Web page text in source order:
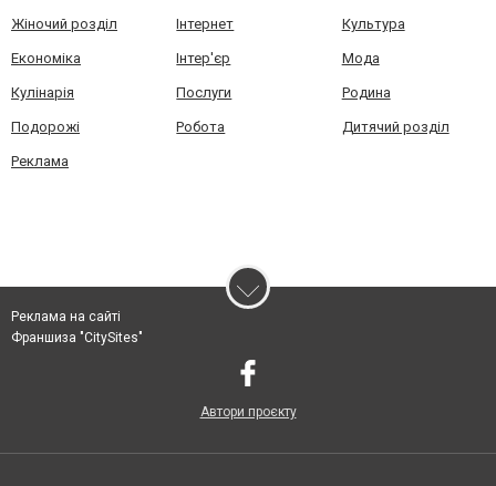
Жіночий розділ Інтернет Культура
Економіка Інтер'єр Мода
Кулінарія Послуги Родина
Подорожі Робота Дитячий розділ
Реклама
Реклама на сайті
Франшиза "CitySites"
Автори проєкту